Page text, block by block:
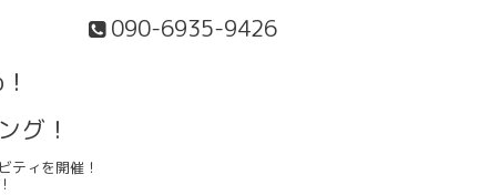
090-6935-9426
グ！
ティを開催！